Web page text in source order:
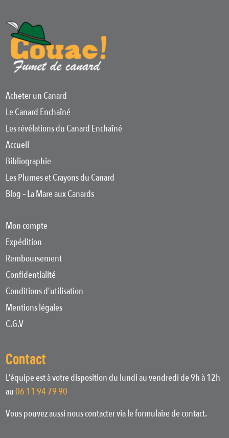
Acheter un Canard
Le Canard Enchaîné
Les révélations du Canard Enchaîné
Accueil
Bibliographie
Les Plumes et Crayons du Canard
Blog – La Mare aux Canards
Mon compte
Expédition
Remboursement
Confidentialité
Conditions d’utilisation
Mentions légales
C.G.V
Contact
L’équipe est à votre disposition du lundi au vendredi de 9h à 12h
au06 11 94 79 90
Vous pouvez aussi nous contacter via le formulaire de contact.